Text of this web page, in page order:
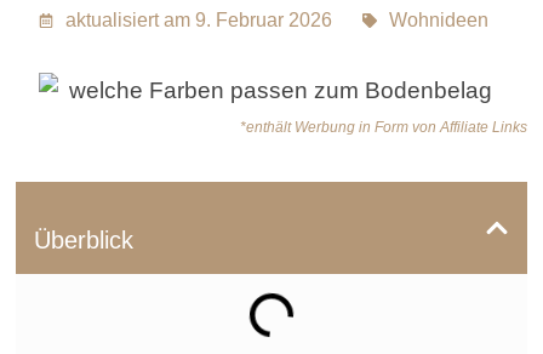
aktualisiert am 9. Februar 2026 Wohnideen
*enthält Werbung in Form von Affiliate Links
Überblick